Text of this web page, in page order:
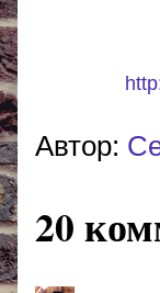
Автор:
20